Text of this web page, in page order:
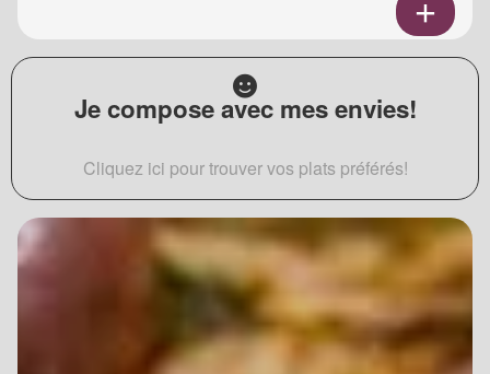
Je compose avec mes envies!
Cliquez ici pour trouver vos plats préférés!